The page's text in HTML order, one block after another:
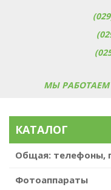
МЫ РАБОТАЕМ
КАТАЛОГ
Общая: телефоны,
Фотоаппараты